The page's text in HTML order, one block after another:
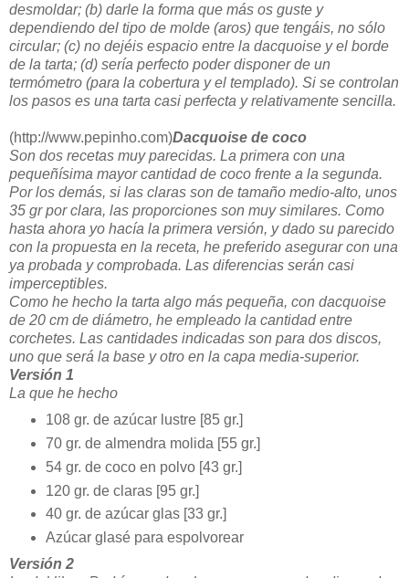
desmoldar; (b) darle la forma que más os guste y
dependiendo del tipo de molde (aros) que tengáis, no sólo
circular; (c) no dejéis espacio entre la dacquoise y el borde
de la tarta; (d) sería perfecto poder disponer de un
termómetro (para la cobertura y el templado). Si se controlan
los pasos es una tarta casi perfecta y relativamente sencilla.
(http://www.pepinho.com)Dacquoise de coco
Son dos recetas muy parecidas. La primera con una
pequeñísima mayor cantidad de coco frente a la segunda.
Por los demás, si las claras son de tamaño medio-alto, unos
35 gr por clara, las proporciones son muy similares. Como
hasta ahora yo hacía la primera versión, y dado su parecido
con la propuesta en la receta, he preferido asegurar con una
ya probada y comprobada. Las diferencias serán casi
imperceptibles.
Como he hecho la tarta algo más pequeña, con dacquoise
de 20 cm de diámetro, he empleado la cantidad entre
corchetes. Las cantidades indicadas son para dos discos,
uno que será la base y otro en la capa media-superior.
Versión 1
La que he hecho
108 gr. de azúcar lustre [85 gr.]
70 gr. de almendra molida [55 gr.]
54 gr. de coco en polvo [43 gr.]
120 gr. de claras [95 gr.]
40 gr. de azúcar glas [33 gr.]
Azúcar glasé para espolvorear
Versión 2